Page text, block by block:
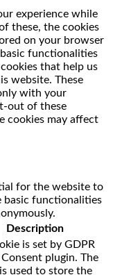
experience while
these, the cookies
on your browser
functionalities
that help us
website. These
with your
out of these
cookies may affect
for the website to
basic functionalities
Description
is set by GDPR
plugin. The
used to store the